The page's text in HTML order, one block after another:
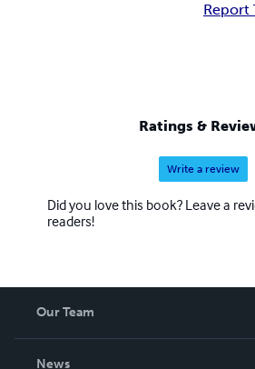
Report
Ratings &
Write a review
Did you love this book? Leave a
readers!
Our Team
News